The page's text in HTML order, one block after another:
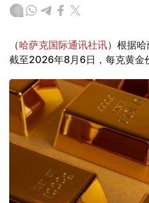
（哈萨克国际通讯社讯）根据
截至2026年8月6日，每克黄金